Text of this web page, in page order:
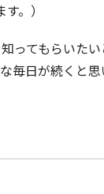
。）
ってもらいた
毎日が続くと